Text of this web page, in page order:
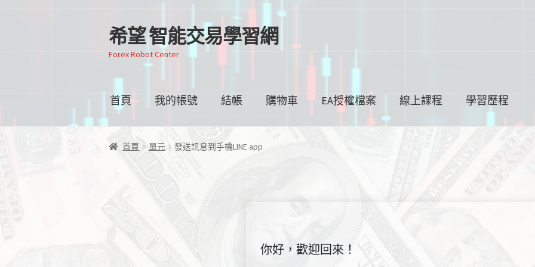
跳
至
導
覽
跳
至
主
要
容
希望 智能交易學習網
Forex Robot Center
首頁 我的帳號 結帳 購物車 EA授權檔案 線上課程 學習歷程
首頁 單元 發送訊息到手機LINE app
你好，歡迎回來！